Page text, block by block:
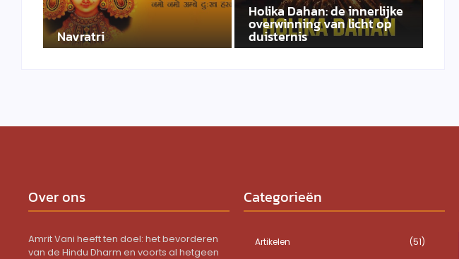
Navratri
Holika Dahan: de innerlijke
overwinning van licht op
duisternis
Over ons
Amrit Vani heeft ten doel: het bevorderen
van de Hindu Dharm en voorts al hetgeen
Categorieën
Artikelen (51)